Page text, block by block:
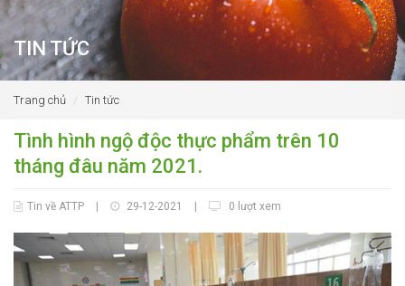
TIN TỨC
Trang chủ Tin tức
Tình hình ngộ độc thực phẩm trên 10
tháng đâu năm 2021.
Tin về ATTP 29-12-2021 0 lượt xem